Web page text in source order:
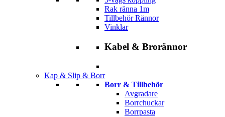
Rak ränna 1m
Tillbehör Rännor
Vinklar
Kabel & Brorännor
Kap & Slip & Borr
Borr & Tillbehör
Avgradare
Borrchuckar
Borrpasta